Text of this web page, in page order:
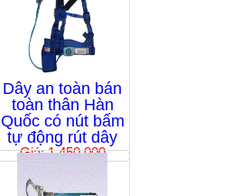
Dây an toàn bán
toàn thân Hàn
Quốc có nút bấm
tự động rút dây
Giá: 1,450,000